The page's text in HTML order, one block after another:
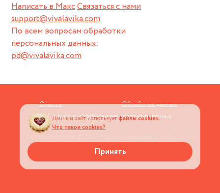
Написать в МаксСвязаться с нами
support@vivalavika.com
По всем вопросам обработки
персональных данных:
pd@vivalavika.com
Оферта
Обработка данных
Политика обработки персональных данных
Данный сайт используетфайлы cookies.
Что такое cookies?
Принять